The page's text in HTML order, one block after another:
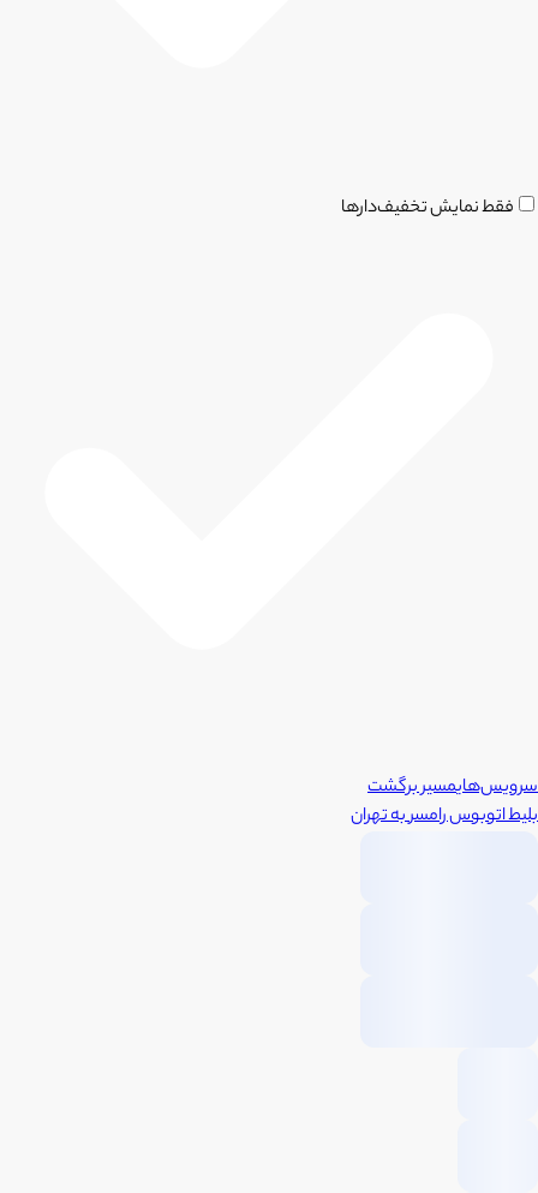
فقط نمایش تخفیف‌دارها
سرویس‌هایمسیر برگشت
بلیط اتوبوسرامسربهتهران